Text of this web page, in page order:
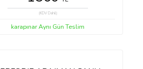
(KDV Dahil)
karapınar Aynı Gün Teslim